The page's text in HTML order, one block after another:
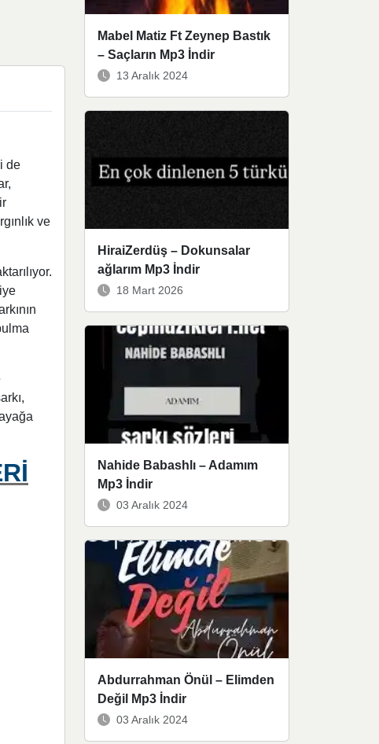
de
ve
Mabel Matiz Ft Zeynep Bastık
– Saçların Mp3 İndir
13 Aralık 2024
HiraiZerdüş – Dokunsalar
ağlarım Mp3 İndir
18 Mart 2026
Nahide Babashlı – Adamım
Mp3 İndir
03 Aralık 2024
Abdurrahman Önül – Elimden
Değil Mp3 İndir
03 Aralık 2024